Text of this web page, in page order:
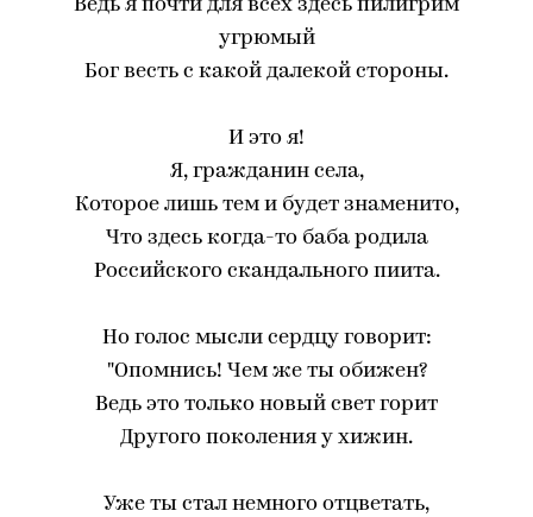
Ведь я почти для всех здесь пилигрим
угрюмый
Бог весть с какой далекой стороны.
И это я!
Я, гражданин села,
Которое лишь тем и будет знаменито,
Что здесь когда-то баба родила
Российского скандального пиита.
Но голос мысли сердцу говорит:
"Опомнись! Чем же ты обижен?
Ведь это только новый свет горит
Другого поколения у хижин.
Уже ты стал немного отцветать,